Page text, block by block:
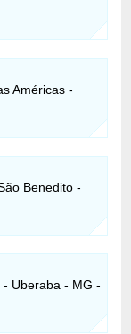
Américas -
Benedito -
Uberaba - MG -